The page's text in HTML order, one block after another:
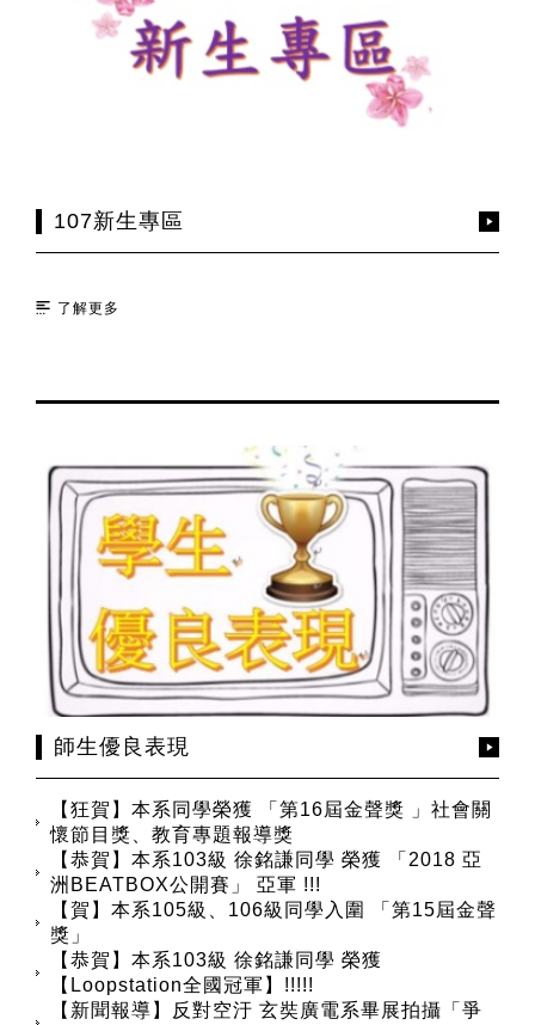
107新生專區
了解更多
師生優良表現
【狂賀】本系同學榮獲 「第16屆金聲獎 」社會關
懷節目獎、教育專題報導獎
【恭賀】本系103級 徐銘謙同學 榮獲 「2018 亞
洲BEATBOX公開賽」 亞軍 !!!
【賀】本系105級、106級同學入圍 「第15屆金聲
獎」
【恭賀】本系103級 徐銘謙同學 榮獲
【Loopstation全國冠軍】!!!!!
【新聞報導】反對空汙 玄奘廣電系畢展拍攝「爭